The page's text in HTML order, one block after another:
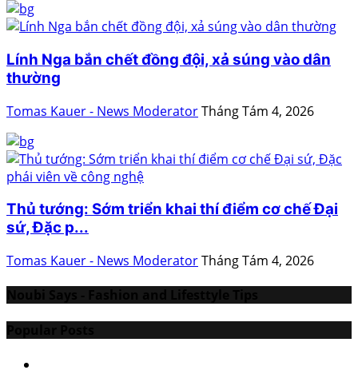
Lính Nga bắn chết đồng đội, xả súng vào dân
thường
Tomas Kauer - News ModeratorTháng Tám 4, 2026
Thủ tướng: Sớm triển khai thí điểm cơ chế Đại
sứ, Đặc p...
Tomas Kauer - News ModeratorTháng Tám 4, 2026